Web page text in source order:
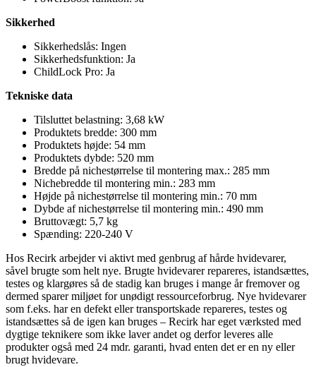
Sikkerhed
Sikkerhedslås: Ingen
Sikkerhedsfunktion: Ja
ChildLock Pro: Ja
Tekniske data
Tilsluttet belastning: 3,68 kW
Produktets bredde: 300 mm
Produktets højde: 54 mm
Produktets dybde: 520 mm
Bredde på nichestørrelse til montering max.: 285 mm
Nichebredde til montering min.: 283 mm
Højde på nichestørrelse til montering min.: 70 mm
Dybde af nichestørrelse til montering min.: 490 mm
Bruttovægt: 5,7 kg
Spænding: 220-240 V
Hos Recirk arbejder vi aktivt med genbrug af hårde hvidevarer,
såvel brugte som helt nye. Brugte hvidevarer repareres, istandsættes,
testes og klargøres så de stadig kan bruges i mange år fremover og
dermed sparer miljøet for unødigt ressourceforbrug. Nye hvidevarer
som f.eks. har en defekt eller transportskade repareres, testes og
istandsættes så de igen kan bruges – Recirk har eget værksted med
dygtige teknikere som ikke laver andet og derfor leveres alle
produkter også med 24 mdr. garanti, hvad enten det er en ny eller
brugt hvidevare.